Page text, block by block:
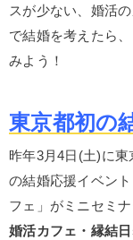
スが少ない、婚活
で結婚を考えたら
みよう！
東京都初の
昨年3月4日(土)に
の結婚応援イベン
フェ」がミニセミ
婚活カフェ・縁結日